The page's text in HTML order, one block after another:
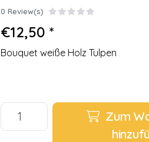
0 Review(s)
€12,50 *
Bouquet weiße Holz Tulpen
Zum